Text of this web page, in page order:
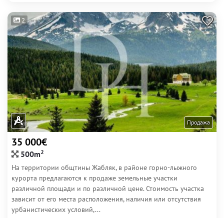
2
Продажа
35 000€
500m2
На территории общтины Жабляк, в районе горно-лыжного
курорта предлагаются к продаже земельные участки
различной площади и по различной цене. Стоимость участка
зависит от его места расположения, наличия или отсутствия
урбанистических условий,...